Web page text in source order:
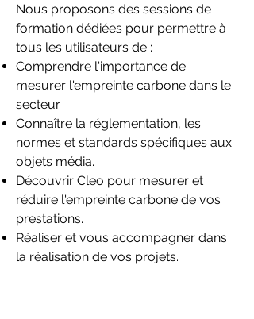
Nous proposons des sessions de
formation dédiées pour permettre à
tous les utilisateurs de :
Comprendre l'importance de
mesurer l'empreinte carbone dans le
secteur.
Connaître la réglementation, les
normes et standards spécifiques aux
objets média.
Découvrir Cleo pour mesurer et
réduire l'empreinte carbone de vos
prestations.
Réaliser et vous accompagner dans
la réalisation de vos projets.